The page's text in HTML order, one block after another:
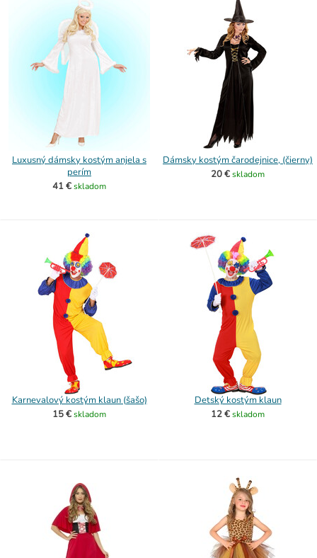
Luxusný dámsky kostým anjela s
perím
41 €skladom
Dámsky kostým čarodejnice, (čierny)
20 €skladom
Karnevalový kostým klaun (šašo)
15 €skladom
Detský kostým klaun
12 €skladom